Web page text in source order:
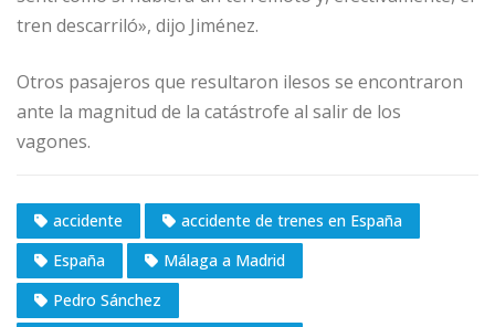
tren descarriló», dijo Jiménez.
Otros pasajeros que resultaron ilesos se encontraron
ante la magnitud de la catástrofe al salir de los
vagones.
accidente
accidente de trenes en España
España
Málaga a Madrid
Pedro Sánchez